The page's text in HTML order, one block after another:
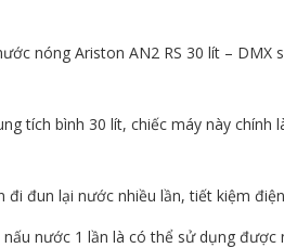
nóng Ariston AN2 RS 30 lít – DMX
tích bình 30 lít, chiếc máy này chính
đi đun lại nước nhiều lần, tiết kiệm
nước 1 lần là có thể sử dụng